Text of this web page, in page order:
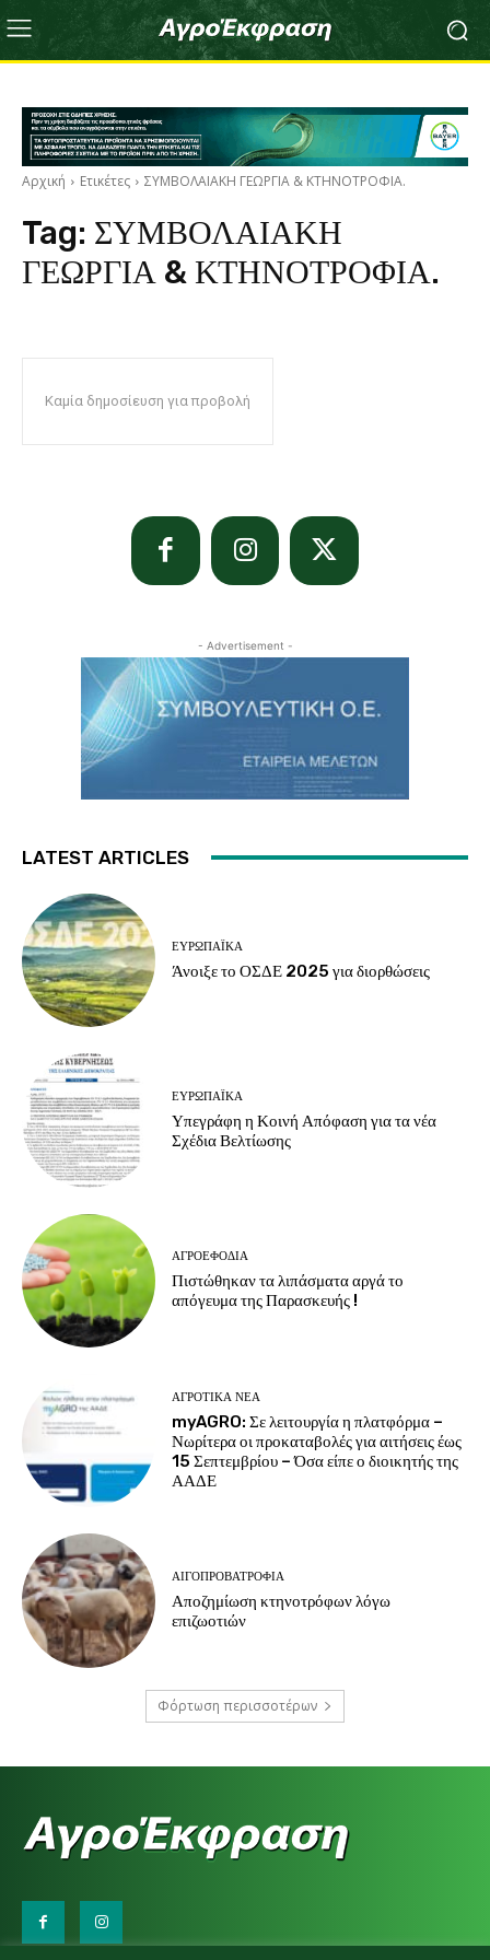
Αρχική Ετικέτες ΣΥΜΒΟΛΑΙΑΚΗ ΓΕΩΡΓΙΑ & ΚΤΗΝΟΤΡΟΦΙΑ.
Tag: ΣΥΜΒΟΛΑΙΑΚΗ
ΓΕΩΡΓΙΑ & ΚΤΗΝΟΤΡΟΦΙΑ.
Καμία δημοσίευση για προβολή
- Advertisement -
LATEST ARTICLES
ΕΥΡΩΠΑΪΚΆ
Άνοιξε το ΟΣΔΕ 2025 για διορθώσεις
ΕΥΡΩΠΑΪΚΆ
Υπεγράφη η Κοινή Απόφαση για τα νέα
Σχέδια Βελτίωσης
ΑΓΡΟΕΦΌΔΙΑ
Πιστώθηκαν τα λιπάσματα αργά το
απόγευμα της Παρασκευής !
ΑΓΡΟΤΙΚΆ ΝΈΑ
myAGRO: Σε λειτουργία η πλατφόρμα –
Νωρίτερα οι προκαταβολές για αιτήσεις έως
15 Σεπτεμβρίου – Όσα είπε ο διοικητής της
ΑΑΔΕ
ΑΙΓΟΠΡΟΒΑΤΡΟΦΊΑ
Αποζημίωση κτηνοτρόφων λόγω
επιζωοτιών
Φόρτωση περισσοτέρων